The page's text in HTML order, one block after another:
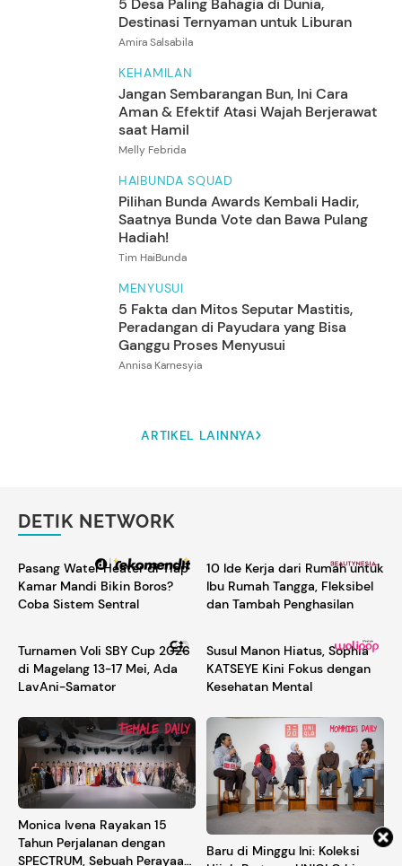
5 Desa Paling Bahagia di Dunia,
Destinasi Ternyaman untuk Liburan
Amira Salsabila
KEHAMILAN
Jangan Sembarangan Bun, Ini Cara
Aman & Efektif Atasi Wajah Berjerawat
saat Hamil
Melly Febrida
HAIBUNDA SQUAD
Pilihan Bunda Awards Kembali Hadir,
Saatnya Bunda Vote dan Bawa Pulang
Hadiah!
Tim HaiBunda
MENYUSUI
5 Fakta dan Mitos Seputar Mastitis,
Peradangan di Payudara yang Bisa
Ganggu Proses Menyusui
Annisa Karnesyia
ARTIKEL LAINNYA
DETIK NETWORK
Pasang Water Heater di Tiap
Kamar Mandi Bikin Boros?
Coba Sistem Sentral
10 Ide Kerja dari Rumah untuk
Ibu Rumah Tangga, Fleksibel
dan Tambah Penghasilan
Turnamen Voli SBY Cup 2026
di Magelang 13-17 Mei, Ada
LavAni-Samator
Susul Manon Hiatus, Sophia
KATSEYE Kini Fokus dengan
Kesehatan Mental
Monica Ivena Rayakan 15
Tahun Perjalanan dengan
SPECTRUM, Sebuah Perayaan
Baru di Minggu Ini: Koleksi